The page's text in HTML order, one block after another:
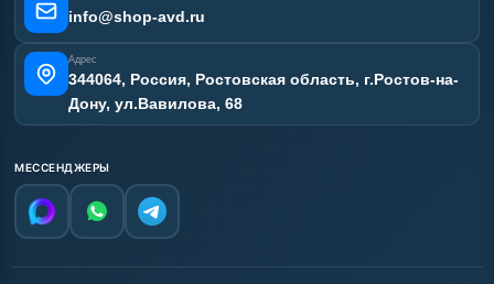
info@shop-avd.ru
Адрес
344064, Россия, Ростовская область, г.Ростов-на-
Дону, ул.Вавилова, 68
МЕССЕНДЖЕРЫ